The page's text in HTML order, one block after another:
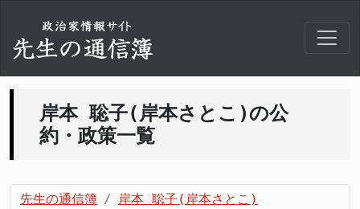
岸本 聡子(岸本さとこ)の公
約・政策一覧
先生の通信簿
岸本 聡子(岸本さとこ)